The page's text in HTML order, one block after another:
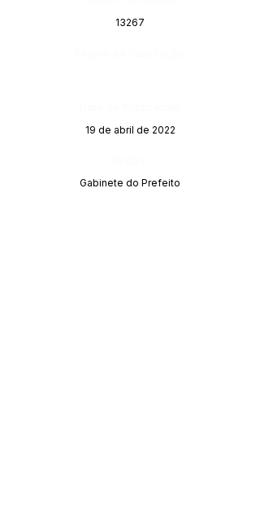
13267
19 de abril de 2022
Gabinete do Prefeito